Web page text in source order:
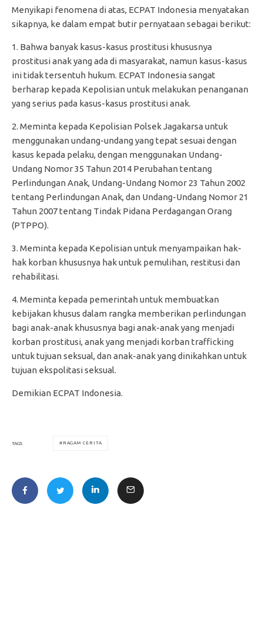
Menyikapi fenomena di atas, ECPAT Indonesia menyatakan
sikapnya, ke dalam empat butir pernyataan sebagai berikut:
1. Bahwa banyak kasus-kasus prostitusi khususnya
prostitusi anak yang ada di masyarakat, namun kasus-kasus
ini tidak tersentuh hukum. ECPAT Indonesia sangat
berharap kepada Kepolisian untuk melakukan penanganan
yang serius pada kasus-kasus prostitusi anak.
2. Meminta kepada Kepolisian Polsek Jagakarsa untuk
menggunakan undang-undang yang tepat sesuai dengan
kasus kepada pelaku, dengan menggunakan Undang-
Undang Nomor 35 Tahun 2014 Perubahan tentang
Perlindungan Anak, Undang-Undang Nomor 23 Tahun 2002
tentang Perlindungan Anak, dan Undang-Undang Nomor 21
Tahun 2007 tentang Tindak Pidana Perdagangan Orang
(PTPPO).
3. Meminta kepada Kepolisian untuk menyampaikan hak-
hak korban khususnya hak untuk pemulihan, restitusi dan
rehabilitasi.
4. Meminta kepada pemerintah untuk membuatkan
kebijakan khusus dalam rangka memberikan perlindungan
bagi anak-anak khususnya bagi anak-anak yang menjadi
korban prostitusi, anak yang menjadi korban trafficking
untuk tujuan seksual, dan anak-anak yang dinikahkan untuk
tujuan ekspolitasi seksual.
Demikian ECPAT Indonesia.
TAGS RAGAM CERITA